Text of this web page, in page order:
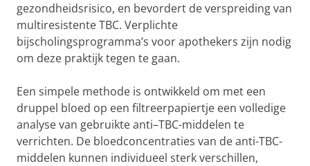
gezondheidsrisico, en bevordert de verspreiding van
multiresistente TBC. Verplichte
bijscholingsprogramma’s voor apothekers zijn nodig
om deze praktijk tegen te gaan.
Een simpele methode is ontwikkeld om met een
druppel bloed op een filtreerpapiertje een volledige
analyse van gebruikte anti–TBC-middelen te
verrichten. De bloedconcentraties van de anti-TBC-
middelen kunnen individueel sterk verschillen,